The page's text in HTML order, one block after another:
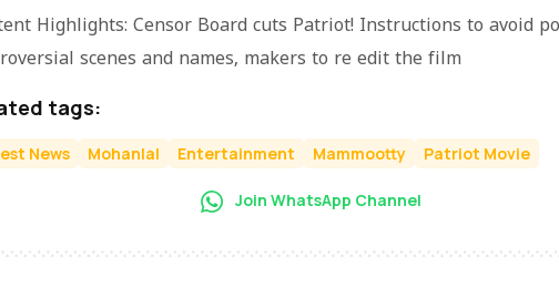
Highlights: Censor Board cuts Patriot! Instructions to avoid
scenes and names, makers to re edit the film
tags:
News Mohanlal Entertainment Mammootty Patriot Movie
Join WhatsApp Channel